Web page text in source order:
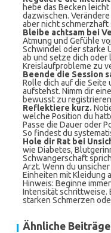
hebe das Becken
dazwischen.
aber nicht schmerzhaft
Bleibe achtsam bei
Atmung und Gefühle
Schwindel oder starke
ab und setze dich oder
Kreislaufprobleme zu
Beende die Session
Rolle dich auf die Seite
aufstehst. Nimm dir
bewusst zu
Reflektiere kurz.
welche Position du
Passe die Dauer oder
So findest du
Hole dir Rat bei
wie Diabetes,
Schwangerschaft
Arzt. Wenn du
Einheiten mit Kleidung
Hinweis: Beginne
Intensität schrittweise.
starken Schmerzen
Ähnliche